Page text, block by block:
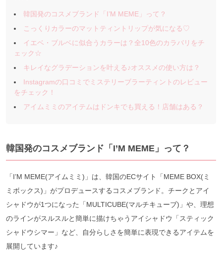
韓国発のコスメブランド「I’M MEME」って？
こっくりカラーのマットティントリップが気になる♡
イエベ・ブルベに似合うカラーは？全10色のカラバリをチ
ェック☆
キレイなグラデーションを叶える♪オススメの使い方は？
Instagramの口コミでミステリーブラーティントのレビュー
をチェック！
アイムミミのアイテムはドンキでも買える！店舗はある？
韓国発のコスメブランド「I’M MEME」って？
「I’M MEME(アイムミミ)」は、韓国のECサイト「MEME BOX(ミ
ミボックス)」がプロデュースするコスメブランド。チークとアイ
シャドウが1つになった「MULTICUBE(マルチキューブ)」や、理想
のラインがスルスルと簡単に描けちゃうアイシャドウ「スティック
シャドウシマー」など、自分らしさを簡単に表現できるアイテムを
展開しています♪